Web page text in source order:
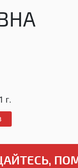
г.